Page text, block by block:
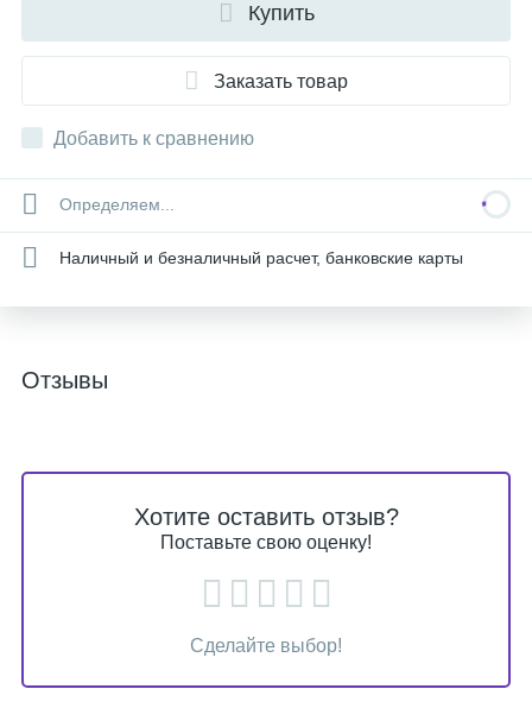
Купить
Заказать товар
Добавить к сравнению
Определяем...
Наличный и безналичный расчет, банковские карты
Отзывы
Хотите оставить отзыв?
Поставьте свою оценку!
Сделайте выбор!